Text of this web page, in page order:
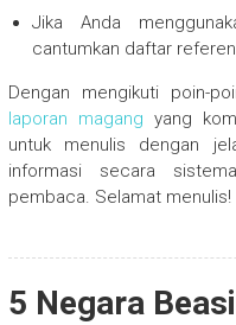
Jika Anda
cantumkan daftar
Dengan mengikuti poin-
laporan magang yang
untuk menulis dengan
informasi secara
pembaca. Selamat menulis!
5 Negara